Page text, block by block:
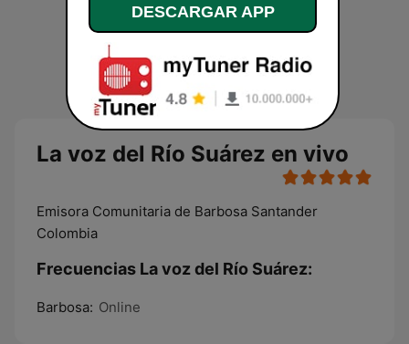
La voz del Río Suárez en vivo
Emisora Comunitaria de Barbosa Santander
Colombia
Frecuencias La voz del Río Suárez:
Barbosa: Online
DESCARGAR APP